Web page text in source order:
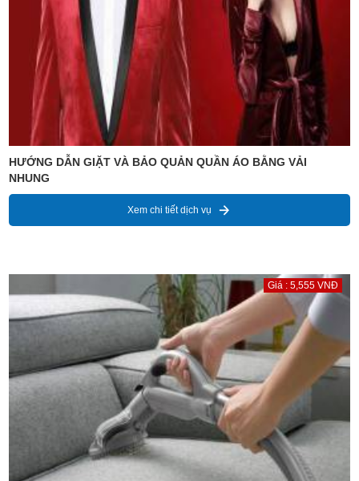
HƯỚNG DẪN GIẶT VÀ BẢO QUẢN QUẦN ÁO BẰNG VẢI
NHUNG
Xem chi tiết dịch vụ
Giá : 5,555 VNĐ